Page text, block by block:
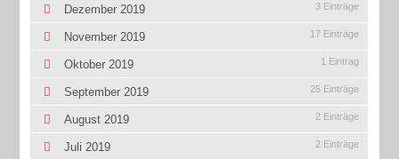
Dezember 2019 3 Einträge
November 2019 17 Einträge
Oktober 2019 1 Eintrag
September 2019 25 Einträge
August 2019 2 Einträge
Juli 2019 2 Einträge